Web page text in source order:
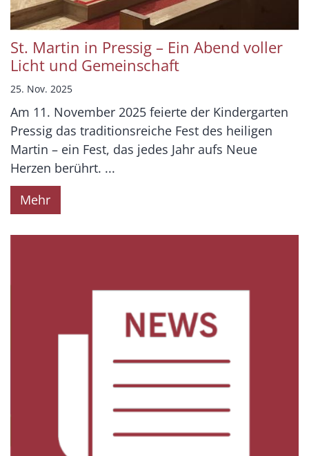
St. Martin in Pressig – Ein Abend voller
Licht und Gemeinschaft
25. Nov. 2025
Am 11. November 2025 feierte der Kindergarten
Pressig das traditionsreiche Fest des heiligen
Martin – ein Fest, das jedes Jahr aufs Neue
Herzen berührt. ...
Mehr